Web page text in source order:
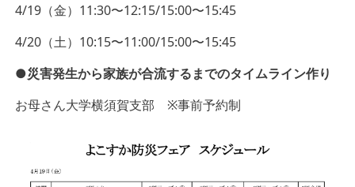
4/19（金）11:30〜12:15/15:00〜15:45
4/20（土）10:15〜11:00/15:00〜15:45
●災害発生から家族が合流するまでのタイムライン作り
お母さん大学横須賀支部 ※事前予約制